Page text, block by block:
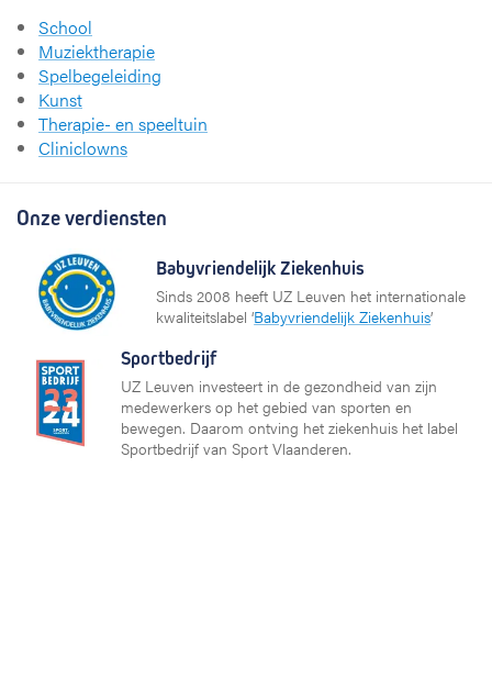
School
Muziektherapie
Spelbegeleiding
Kunst
Therapie- en speeltuin
Cliniclowns
Onze verdiensten
Babyvriendelijk Ziekenhuis
Sinds 2008 heeft UZ Leuven het internationale
kwaliteitslabel ‘Babyvriendelijk Ziekenhuis’
Sportbedrijf
UZ Leuven investeert in de gezondheid van zijn
medewerkers op het gebied van sporten en
bewegen. Daarom ontving het ziekenhuis het label
Sportbedrijf van Sport Vlaanderen.